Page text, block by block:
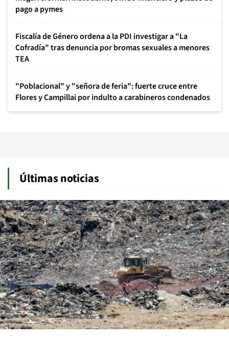
pago a pymes
Fiscalía de Género ordena a la PDI investigar a "La
Cofradía" tras denuncia por bromas sexuales a menores
TEA
"Poblacional" y "señora de feria": fuerte cruce entre
Flores y Campillai por indulto a carabineros condenados
Últimas noticias